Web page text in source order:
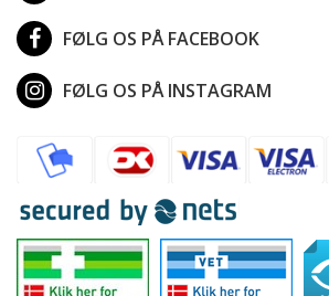
FØLG OS PÅ FACEBOOK
FØLG OS PÅ INSTAGRAM